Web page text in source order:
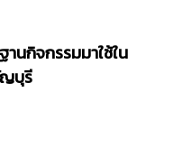
นกิจกรรมมาใช้ใน
ญบุรี